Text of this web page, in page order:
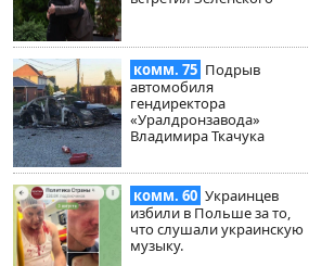
комм. 75 Подрыв
автомобиля
гендиректора
«Уралдронзавода»
Владимира Ткачука
комм. 60 Украинцев
избили в Польше за то,
что слушали украинскую
музыку.